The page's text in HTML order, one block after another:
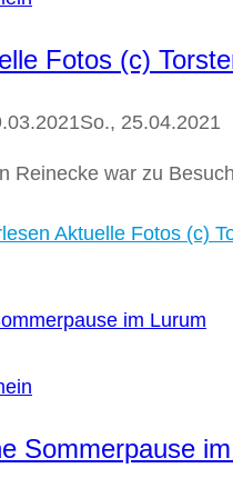
Fotos (c)
So., 25.04.2021
Reinecke war zu
Aktuelle Fotos (c)
Sommerpause